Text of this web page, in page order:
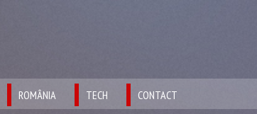
ROMÂNIA TECH CONTACT